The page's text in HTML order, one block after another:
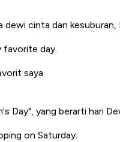
dewi cinta dan kesuburan,
favorite day.
saya.
Day", yang berarti hari
on Saturday.